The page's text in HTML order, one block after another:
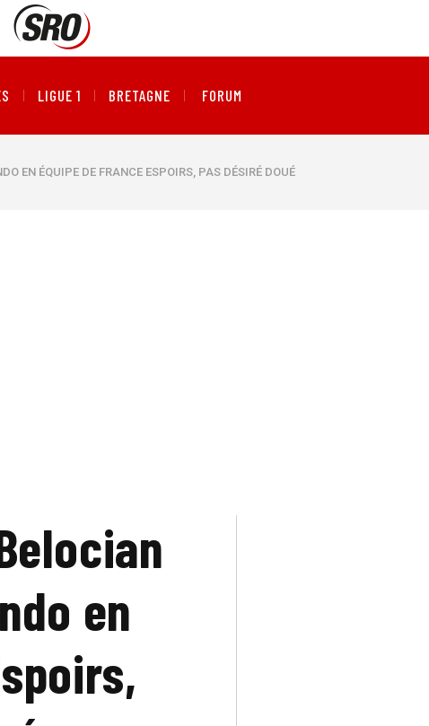
LIGUE 1 BRETAGNE FORUM
EN ÉQUIPE DE FRANCE ESPOIRS, PAS DÉSIRÉ DOUÉ
en